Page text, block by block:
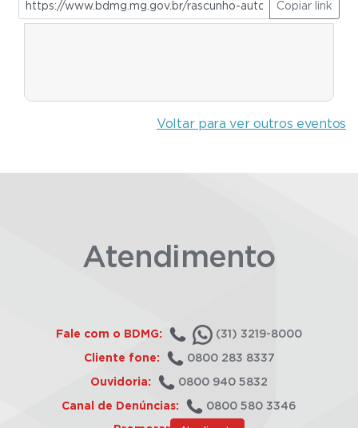
Copiar link
Voltar para ver outros eventos
Atendimento
Fale com o BDMG: (31) 3219-8000
Cliente fone: 0800 283 8337
Ouvidoria: 0800 940 5832
Canal de Denúncias: 0800 580 3346